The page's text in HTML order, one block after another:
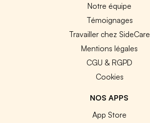
Notre équipe
Témoignages
Travailler chez SideCare
Mentions légales
CGU & RGPD
Cookies
NOS APPS
App Store